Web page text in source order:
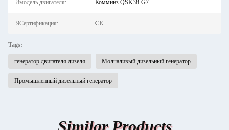
8модель двигателя: Комминз QSK38-G7
9Сертификация: CE
Tags:
генератор двигателя дизеля Молчаливый дизельный генератор
Промышленный дизельный генератор